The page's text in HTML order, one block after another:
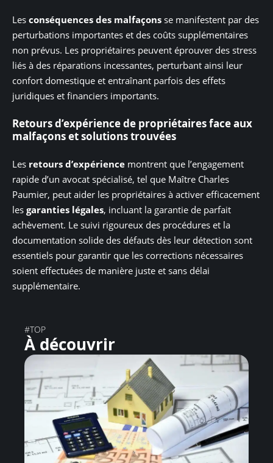
Les conséquences des malfaçons se manifestent par des
perturbations importantes et des coûts supplémentaires
non prévus. Les propriétaires peuvent éprouver des stress
liés à des réparations incessantes, perturbant ainsi leur
confort domestique et entraînant parfois des effets
juridiques et financiers importants.
Retours d’expérience de propriétaires face aux
malfaçons et solutions trouvées
Les retours d’expérience montrent que l’engagement
rapide d’un avocat spécialisé, tel que Maître Charles
Paumier, peut aider les propriétaires à activer efficacement
les garanties légales, incluant la garantie de parfait
achèvement. Le suivi rigoureux des procédures et la
documentation solide des défauts dès leur détection sont
essentiels pour garantir que les corrections nécessaires
soient effectuées de manière juste et sans délai
supplémentaire.
#TOP
À découvrir